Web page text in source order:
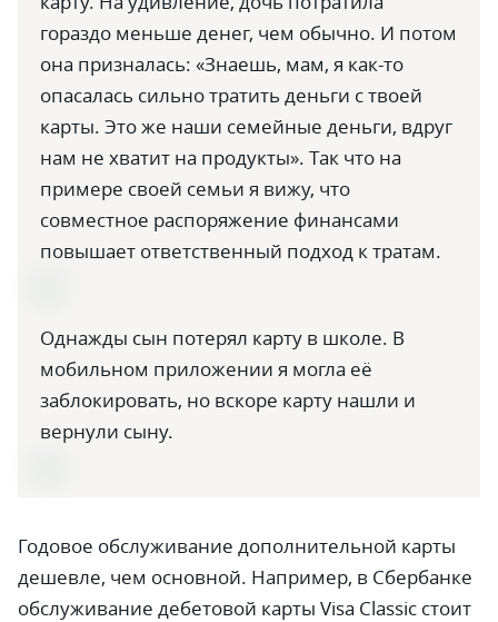
гораздо меньше денег, чем обычно. И потом
она призналась: «Знаешь, мам, я как-то
опасалась сильно тратить деньги с твоей
карты. Это же наши семейные деньги, вдруг
нам не хватит на продукты». Так что на
примере своей семьи я вижу, что
совместное распоряжение финансами
повышает ответственный подход к тратам.
Однажды сын потерял карту в школе. В
мобильном приложении я могла её
заблокировать, но вскоре карту нашли и
вернули сыну.
Годовое обслуживание дополнительной карты
дешевле, чем основной. Например, в Сбербанке
обслуживание дебетовой карты Visa Classic стоит